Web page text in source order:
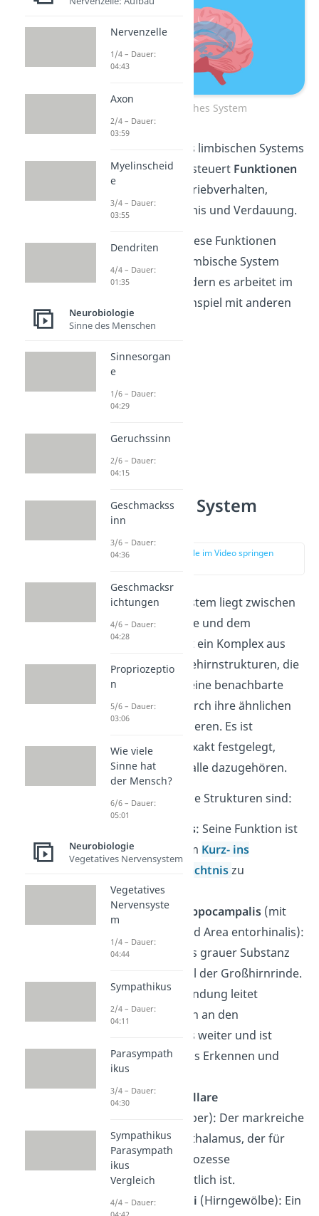
Limbisches System
Die Aufgaben des limbischen Systems
sind vielfältig. Es steuert Funktionen
wie Emotionen, Triebverhalten,
Antrieb, Gedächtnis und Verdauung.
Aber Achtung
: Diese Funktionen
übernimmt das limbische System
nicht alleine, sondern es arbeitet im
engen Zusammenspiel mit anderen
Gehirnbereichen.
Limbisches System
Struktur
zur Stelle im Video springen
Das limbische System liegt zwischen
der Großhirnrinde und dem
Hirnstamm. Es ist ein Komplex aus
verschiedenen Gehirnstrukturen, die
sich nicht durch eine benachbarte
Lage, sondern durch ihre ähnlichen
Funktionen definieren. Es ist
allerdings
nicht exakt festgelegt,
welche Bereiche alle dazugehören.
Wichtige limbische Strukturen sind:
Hippocampus: Seine Funktion ist
es
Inhalte vom Kurz- ins
Langzeitgedächtniszu
übertragen.
Gyrus parahippocampalis (mit
Subiculum und Area entorhinalis):
Er besteht aus grauer Substanz
und ist ein Teil der Großhirnrinde.
Die Gehirnwindung leitet
Informationen an den
Hippocampus weiter und ist
wichtig für das Erkennen und
Erinnern.
Corpus mamillare
(Mamillarkörper): Der markreiche
Teil des Hypothalamus, der für
Gedächtnisprozesse
mitverantwortlich ist.
Fornix cerebri (Hirngewölbe): Ein
Nervenzelle
1/4 – Dauer:
04:43
Axon
2/4 – Dauer:
03:59
Myelinscheid
e
3/4 – Dauer:
03:55
Dendriten
4/4 – Dauer:
01:35
Neurobiologie
Sinne des Menschen
Sinnesorgan
e
1/6 – Dauer:
04:29
Geruchssinn
2/6 – Dauer:
04:15
Geschmackss
inn
3/6 – Dauer:
04:36
Geschmacksr
ichtungen
4/6 – Dauer:
04:28
Propriozeptio
n
5/6 – Dauer:
03:06
Wie viele
Sinne hat
der Mensch?
6/6 – Dauer:
05:01
Neurobiologie
Vegetatives Nervensystem
Vegetatives
Nervensyste
m
1/4 – Dauer:
04:44
Sympathikus
2/4 – Dauer:
04:11
Parasympath
ikus
3/4 – Dauer:
04:30
Sympathikus
Parasympath
ikus
Vergleich
4/4 – Dauer: